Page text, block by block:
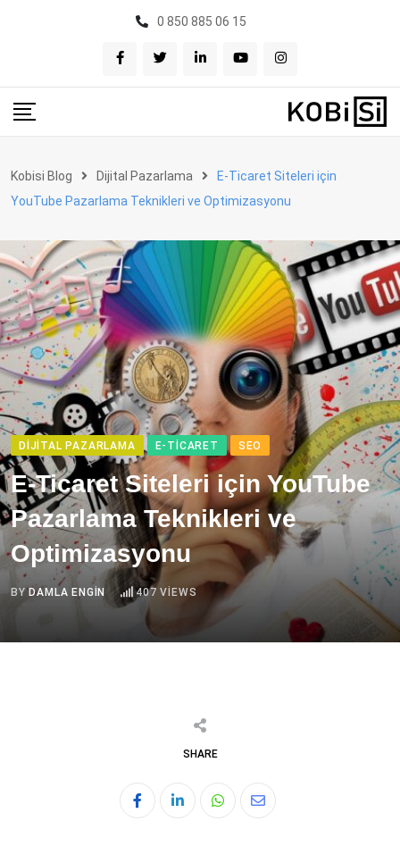
0 850 885 06 15
Kobisi Blog Dijital Pazarlama
E-Ticaret Siteleri için
YouTube Pazarlama Teknikleri ve Optimizasyonu
DIJITAL PAZARLAMA E-TICARET SEO
E-Ticaret Siteleri için YouTube
Pazarlama Teknikleri ve
Optimizasyonu
BY DAMLA ENGIN 407 VIEWS
SHARE
Whatsapp
Share